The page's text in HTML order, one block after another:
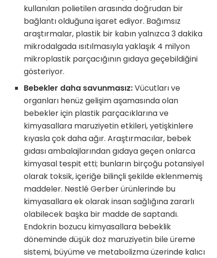
kullanılan polietilen arasında doğrudan bir
bağlantı olduğuna işaret ediyor. Bağımsız
araştırmalar, plastik bir kabın yalnızca 3 dakika
mikrodalgada ısıtılmasıyla yaklaşık 4 milyon
mikroplastik parçacığının gıdaya geçebildiğini
gösteriyor.
Bebekler daha savunmasız:Vücutları ve
organları henüz gelişim aşamasında olan
bebekler için plastik parçacıklarına ve
kimyasallara maruziyetin etkileri, yetişkinlere
kıyasla çok daha ağır. Araştırmacılar, bebek
gıdası ambalajlarından gıdaya geçen onlarca
kimyasal tespit etti; bunların birçoğu potansiyel
olarak toksik, içeriğe bilinçli şekilde eklenmemiş
maddeler. Nestlé Gerber ürünlerinde bu
kimyasallara ek olarak insan sağlığına zararlı
olabilecek başka bir madde de saptandı.
Endokrin bozucu kimyasallara bebeklik
döneminde düşük doz maruziyetin bile üreme
sistemi, büyüme ve metabolizma üzerinde kalıcı